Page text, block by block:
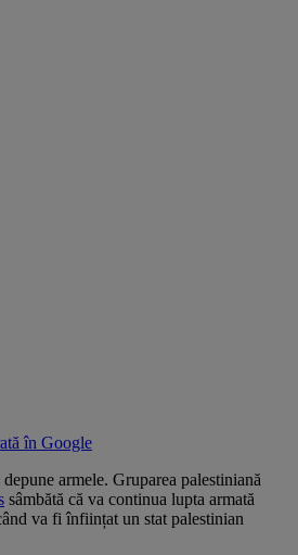
în Google
armele. Gruparea palestiniană
sâmbătă că va continua lupta armată
va fi înființat un stat palestinian